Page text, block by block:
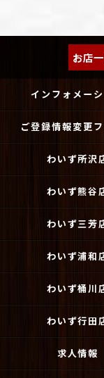
お店
インフォメー
ご登録情報変更
わいず所沢
わいず熊谷
わいず三芳
わいず浦和
わいず桶川
わいず行田
求人情報